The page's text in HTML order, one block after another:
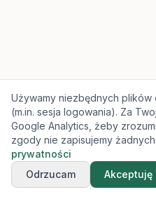
Używamy niezbędnych plików
(m.in. sesja logowania). Za
Google Analytics, żeby
zgody nie zapisujemy
prywatności
Odrzucam
Akceptuję